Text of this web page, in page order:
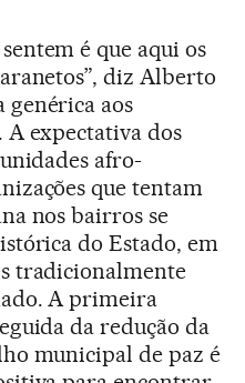
é que aqui os
diz Alberto
aos
A expectativa dos
afro-
que tentam
nos bairros se
do Estado, em
tradicionalmente
A primeira
da redução da
municipal de paz é